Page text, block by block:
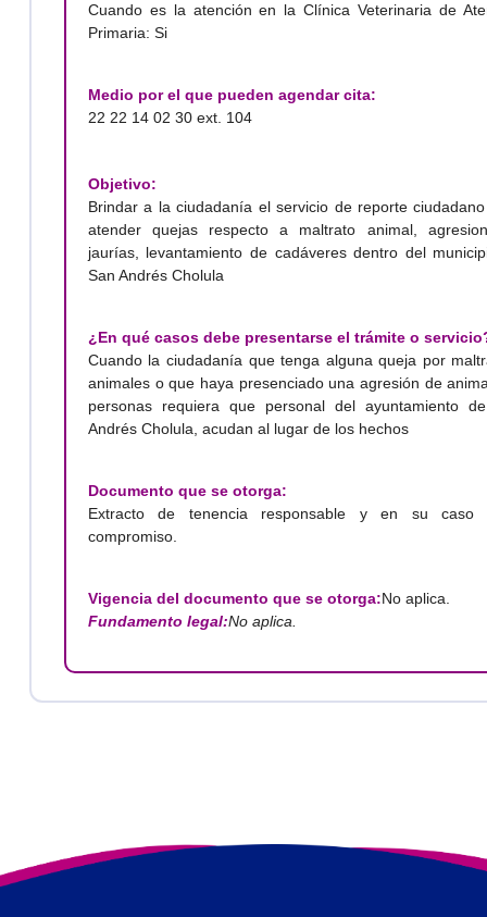
Cuando es la atención en la Clínica Veterinaria de
Primaria: Si
Medio por el que pueden agendar cita:
22 22 14 02 30 ext. 104
Objetivo:
Brindar a la ciudadanía el servicio de reporte
atender quejas respecto a maltrato animal,
jaurías, levantamiento de cadáveres dentro del
San Andrés Cholula
¿En qué casos debe presentarse el trámite o
Cuando la ciudadanía que tenga alguna queja por
animales o que haya presenciado una agresión de
personas requiera que personal del ayuntamiento
Andrés Cholula, acudan al lugar de los hechos
Documento que se otorga:
Extracto de tenencia responsable y en su caso
compromiso.
Vigencia del documento que se otorga:No aplica.
Fundamento legal:No aplica.